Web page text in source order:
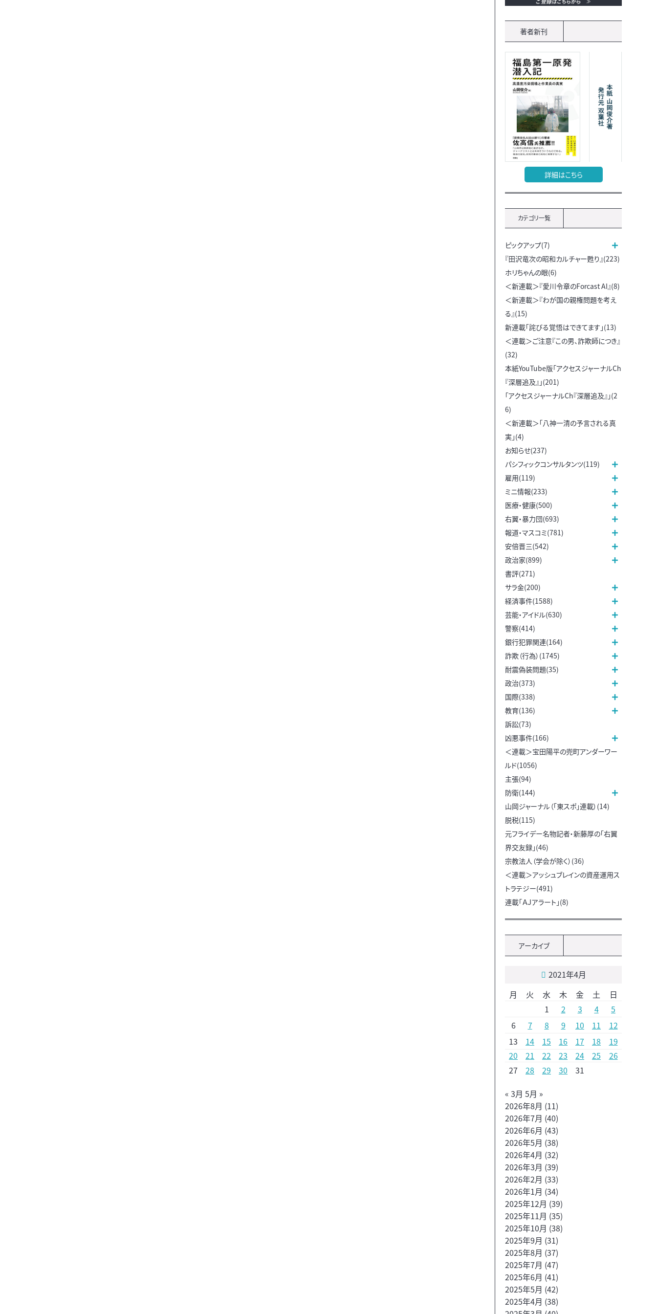
著者新刊
詳細はこちら
カテゴリ一覧
ピックアップ(7)
『田沢竜次の昭和カルチャー甦り』(223)
ホリちゃんの眼(6)
＜新連載＞『愛川令章のForcast AI』(8)
＜新連載＞『わが国の親権問題を考え
る』(15)
新連載「詫びる覚悟はできてます」(13)
＜連載＞ご注意『この男、詐欺師につき』
(32)
本紙YouTube版「アクセスジャーナルCh
『深層追及』」(201)
「アクセスジャーナルCh『深層追及』」(2
6)
＜新連載＞「八神一清の予言される真
実」(4)
お知らせ(237)
パシフィックコンサルタンツ(119)
雇用(119)
ミニ情報(233)
医療・健康(500)
右翼・暴力団(693)
報道・マスコミ(781)
安倍晋三(542)
政治家(899)
書評(271)
サラ金(200)
経済事件(1588)
芸能・アイドル(630)
警察(414)
銀行犯罪関連(164)
詐欺（行為）(1745)
耐震偽装問題(35)
政治(373)
国際(338)
教育(136)
訴訟(73)
凶悪事件(166)
＜連載＞宝田陽平の兜町アンダーワー
ルド(1056)
主張(94)
防衛(144)
山岡ジャーナル（「東スポ」連載）(14)
脱税(115)
元フライデー名物記者・新藤厚の「右翼
界交友録」(46)
宗教法人（学会が除く）(36)
＜連載＞アッシュブレインの資産運用ス
トラテジー(491)
連載「ＡＪアラート」(8)
アーカイブ
2021年4月
月
火 水 木 金 土
日
1
2 3 4
5
6
7 8 9 10 11
12
13
14 15 16 17 18
19
20
21 22 23 24 25
26
27
28 29 30
31
« 3月 5月 »
2026年8月 (11)
2026年7月 (40)
2026年6月 (43)
2026年5月 (38)
2026年4月 (32)
2026年3月 (39)
2026年2月 (33)
2026年1月 (34)
2025年12月 (39)
2025年11月 (35)
2025年10月 (38)
2025年9月 (31)
2025年8月 (37)
2025年7月 (47)
2025年6月 (41)
2025年5月 (42)
2025年4月 (38)